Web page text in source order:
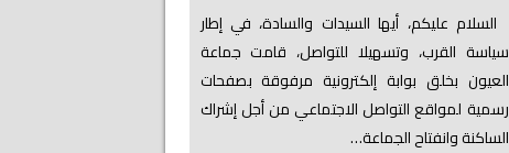
السلام عليكم، أيها السيدات والسادة، في إطار
سياسة القرب، وتسهيلا للتواصل، قامت جماعة
العيون بخلق بوابة إلكترونية مرفوقة بصفحات
رسمية لمواقع التواصل الاجتماعي من أجل إشراك
الساكنة وانفتاح الجماعة…